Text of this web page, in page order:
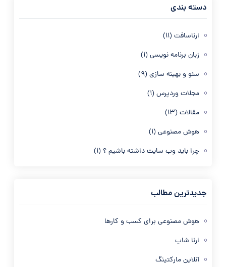
دسته بندی
ارناسافت(11)
زبان برنامه نویسی(1)
سئو و بهینه سازی(9)
مجلات وردپرس(1)
مقالات(13)
هوش مصنوعی(1)
چرا باید وب سایت داشته باشیم ؟ (1)
جدیدترین مطالب
هوش مصنوعی برای کسب و کارها
ارنا شاپ
آنلاین مارکتینگ